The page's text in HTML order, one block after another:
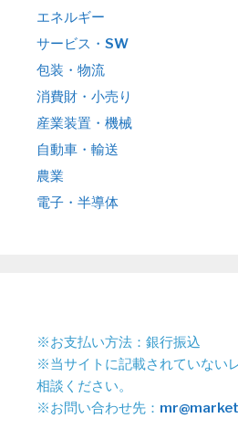
エネルギー
サービス・SW
包装・物流
消費財・小売り
産業装置・機械
自動車・輸送
農業
電子・半導体
※お支払い方法：銀行振込
※当サイトに記載されていない
相談ください。
※お問い合わせ先：